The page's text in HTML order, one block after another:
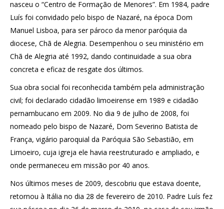
nasceu o “Centro de Formação de Menores”. Em 1984, padre
Luís foi convidado pelo bispo de Nazaré, na época Dom
Manuel Lisboa, para ser pároco da menor paróquia da
diocese, Chã de Alegria. Desempenhou o seu ministério em
Chã de Alegria até 1992, dando continuidade a sua obra
concreta e eficaz de resgate dos últimos.
Sua obra social foi reconhecida também pela administração
civil; foi declarado cidadão limoeirense em 1989 e cidadão
pernambucano em 2009. No dia 9 de julho de 2008, foi
nomeado pelo bispo de Nazaré, Dom Severino Batista de
França, vigário paroquial da Paróquia São Sebastião, em
Limoeiro, cuja igreja ele havia reestruturado e ampliado, e
onde permaneceu em missão por 40 anos.
Nos últimos meses de 2009, descobriu que estava doente,
retornou à Itália no dia 28 de fevereiro de 2010. Padre Luís fez